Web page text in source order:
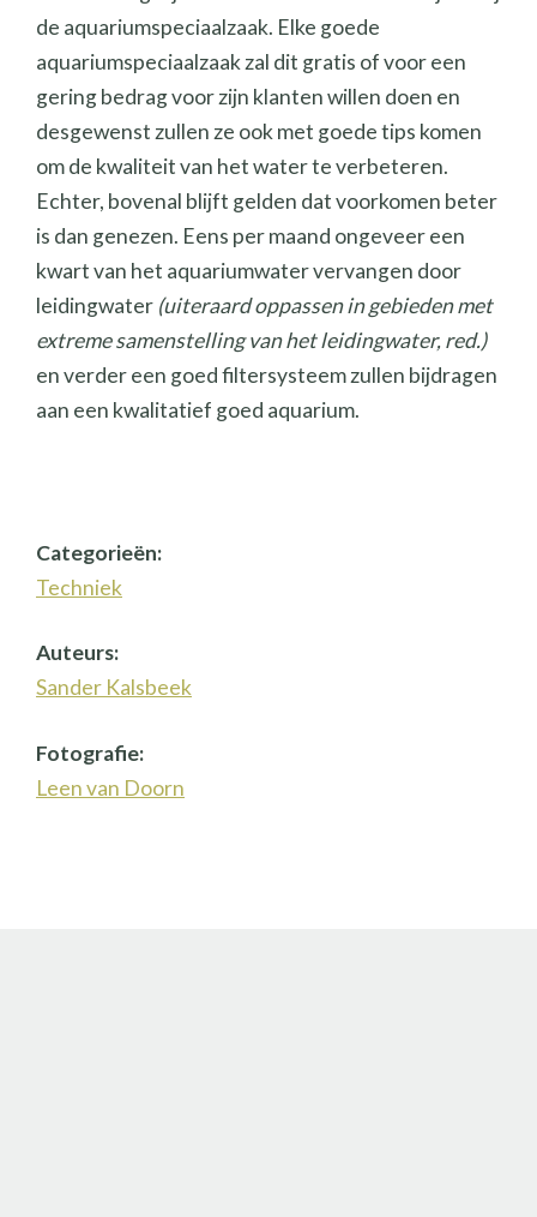
de aquariumspeciaalzaak. Elke goede
aquariumspeciaalzaak zal dit gratis of voor een
gering bedrag voor zijn klanten willen doen en
desgewenst zullen ze ook met goede tips komen
om de kwaliteit van het water te verbeteren.
Echter, bovenal blijft gelden dat voorkomen beter
is dan genezen. Eens per maand ongeveer een
kwart van het aquariumwater vervangen door
leidingwater (uiteraard oppassen in gebieden met
extreme samenstelling van het leidingwater, red.)
en verder een goed filtersysteem zullen bijdragen
aan een kwalitatief goed aquarium.
Categorieën:
Techniek
Auteurs:
Sander Kalsbeek
Fotografie:
Leen van Doorn